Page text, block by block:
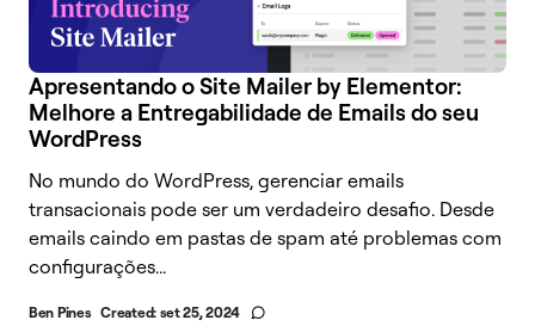
Apresentando o Site Mailer by Elementor:
Melhore a Entregabilidade de Emails do seu
WordPress
No mundo do WordPress, gerenciar emails
transacionais pode ser um verdadeiro desafio. Desde
emails caindo em pastas de spam até problemas com
configurações...
Ben Pines Created: set 25, 2024